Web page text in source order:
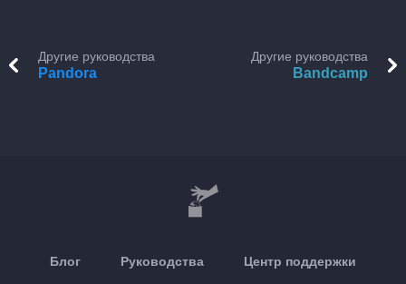
Другие руководства
Pandora
Другие руководства
Bandcamp
Блог Руководства Центр поддержки